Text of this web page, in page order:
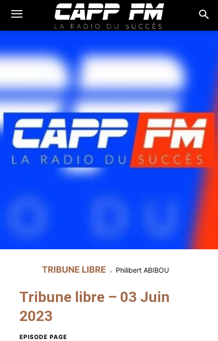
TRIBUNE LIBRE Philibert ABIBOU
Tribune libre – 03 Juin
2023
EPISODE PAGE